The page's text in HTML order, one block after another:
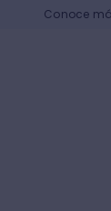
Conoce